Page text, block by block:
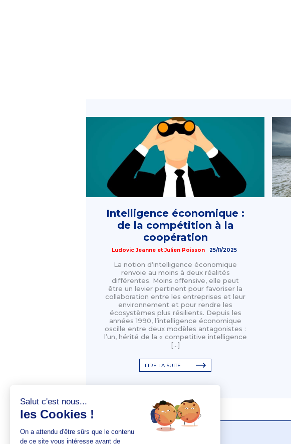
Intelligence économique :
de la compétition à la
coopération
Ludovic JeanneetJulien Poisson 25/11/2025
La notion d’intelligence économique
renvoie au moins à deux réalités
différentes. Moins offensive, elle peut
être un levier pertinent pour favoriser la
collaboration entre les entreprises et leur
environnement et pour rendre les
écosystèmes plus résilients. Depuis les
années 1990, l’intelligence économique
oscille entre deux modèles antagonistes :
l’un, hérité de la « competitive intelligence
[…]
LIRE LA SUITE
AUTEUR(S)